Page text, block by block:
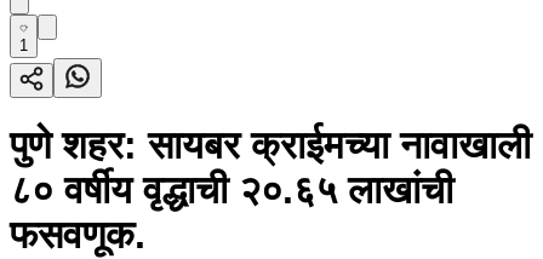
1
पुणे शहर: सायबर क्राईमच्या नावाखाली
८० वर्षीय वृद्धाची २०.६५ लाखांची
फसवणूक.